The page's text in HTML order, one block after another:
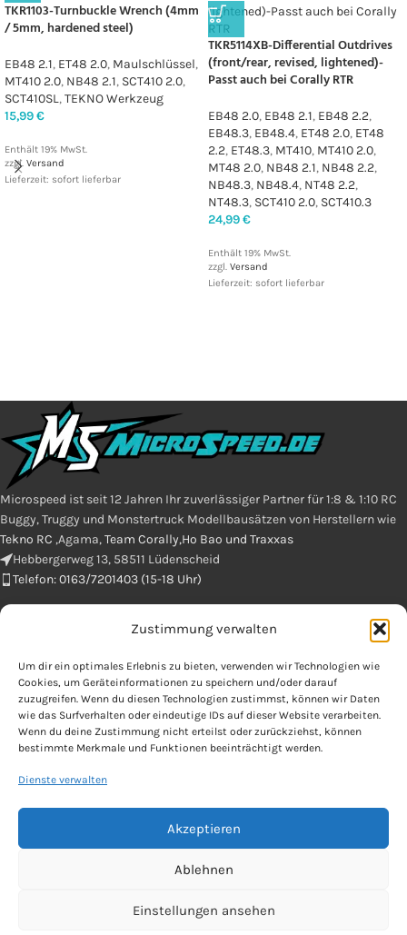
Zustimmung verwalten
Um dir ein optimales Erlebnis zu bieten, verwenden wir Technologien wie
Cookies, um Geräteinformationen zu speichern und/oder darauf
zuzugreifen. Wenn du diesen Technologien zustimmst, können wir Daten
wie das Surfverhalten oder eindeutige IDs auf dieser Website verarbeiten.
Wenn du deine Zustimmung nicht erteilst oder zurückziehst, können
bestimmte Merkmale und Funktionen beeinträchtigt werden.
Dienste verwalten
Akzeptieren
Ablehnen
Einstellungen ansehen
TKR1103-Turnbuckle Wrench (4mm
/ 5mm, hardened steel)
EB48 2.1, ET48 2.0, Maulschlüssel,
MT410 2.0, NB48 2.1, SCT410 2.0,
SCT410SL,TEKNO Werkzeug
15,99€
Enthält 19% MwSt.
zzgl. Versand
Lieferzeit: sofort lieferbar
TKR5114XB-Differential Outdrives
(front/rear, revised, lightened)-
Passt auch bei Corally RTR
EB48 2.0, EB48 2.1, EB48 2.2,
EB48.3, EB48.4, ET48 2.0, ET48
2.2, ET48.3, MT410, MT410 2.0,
MT48 2.0, NB48 2.1, NB48 2.2,
NB48.3, NB48.4, NT48 2.2,
NT48.3, SCT410 2.0, SCT410.3
24,99€
Enthält 19% MwSt.
zzgl. Versand
Lieferzeit: sofort lieferbar
Microspeed ist seit 12 Jahren Ihr zuverlässiger Partner für 1:8 & 1:10 RC
Buggy, Truggy und Monstertruck Modellbausätzen von Herstellern wie
Tekno RC ,Agama,Team Corally,Ho Bao und Traxxas
Hebbergerweg 13, 58511 Lüdenscheid
Telefon: 0163/7201403 (15-18 Uhr)
OFFIZIELLES
Copyright 2025 by microspeed